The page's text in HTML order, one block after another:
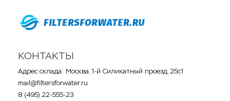
КОНТАКТЫ
Адрес склада: Москва, 1-й Силикатный проезд, 25с1
mail@filtersforwater.ru
8 (495) 22-555-23